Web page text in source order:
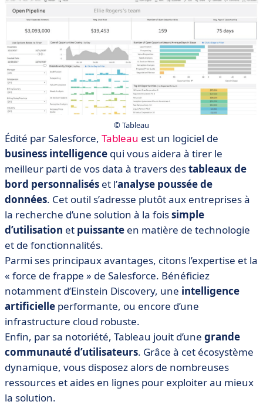
© Tableau
Édité par Salesforce, Tableau est un logiciel de
business intelligence qui vous aidera à tirer le
meilleur parti de vos data à travers destableaux de
bord personnalisés et l’analyse poussée de
données. Cet outil s’adresse plutôt aux entreprises à
la recherche d’une solution à la foissimple
d’utilisation et puissante en matière de technologie
et de fonctionnalités.
Parmi ses principaux avantages, citons l’expertise et la
« force de frappe » de Salesforce. Bénéficiez
notamment d’Einstein Discovery, une intelligence
artificielle performante, ou encore d’une
infrastructure cloud robuste.
Enfin, par sa notoriété, Tableau jouit d’une grande
communauté d’utilisateurs. Grâce à cet écosystème
dynamique, vous disposez alors de nombreuses
ressources et aides en lignes pour exploiter au mieux
la solution.